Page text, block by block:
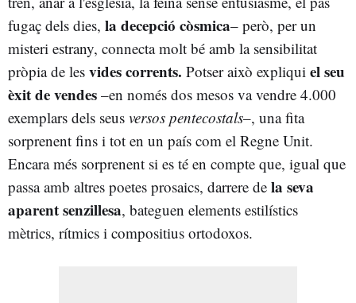
fugaç dels dies, la decepció còsmica– però, per un
misteri estrany, connecta molt bé amb la sensibilitat
pròpia de les vides corrents. Potser això expliqui el seu
èxit de vendes –en només dos mesos va vendre 4.000
exemplars dels seus versos pentecostals–, una fita
sorprenent fins i tot en un país com el Regne Unit.
Encara més sorprenent si es té en compte que, igual que
passa amb altres poetes prosaics, darrere de la seva
aparent senzillesa, bateguen elements estilístics
mètrics, rítmics i compositius ortodoxos.